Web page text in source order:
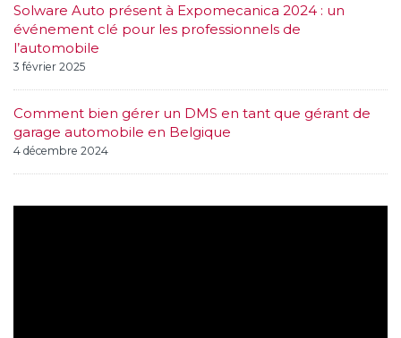
Solware Auto présent à Expomecanica 2024 : un
événement clé pour les professionnels de
l’automobile
3 février 2025
Comment bien gérer un DMS en tant que gérant de
garage automobile en Belgique
4 décembre 2024